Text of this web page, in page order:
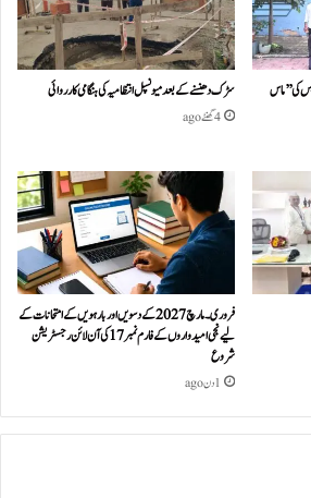
کی ’’ماس
سڑک دھنسنے کے بعد میونسپل انتظامیہ کی ہنگامی کارروائی
4 گھنٹے ago
فروری۔مارچ 2027 کے دسویں اور بارہویں کے امتحانات کے
لیے نجی امیدواروں کے فارم نمبر 17 کی آن لائن رجسٹریشن
شروع
1 دن ago